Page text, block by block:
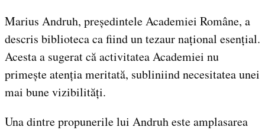
Marius Andruh, președintele Academiei Române, a
descris biblioteca ca fiind un tezaur național esențial.
Acesta a sugerat că activitatea Academiei nu
primește atenția meritată, subliniind necesitatea unei
mai bune vizibilități.
Una dintre propunerile lui Andruh este amplasarea